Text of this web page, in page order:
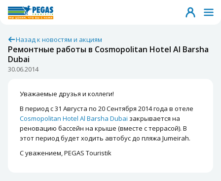
Назад к новостям и акциям
Ремонтные работы в Cosmopolitan Hotel Al Barsha
Dubai
30.06.2014
Уважаемые друзья и коллеги!
В период с 31 Августа по 20 Сентября 2014 года в отеле
Cosmopolitan Hotel Al Barsha Dubai закрывается на
реновацию бассейн на крыше (вместе с террасой). В
этот период будет ходить автобус до пляжа Jumeirah.
С уважением, PEGAS Touristik